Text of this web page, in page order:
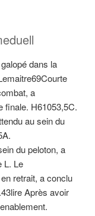
dans la
a
finale. H61053,5C.
au sein du
du peloton, a
L. Le
retrait, a conclu
Après avoir